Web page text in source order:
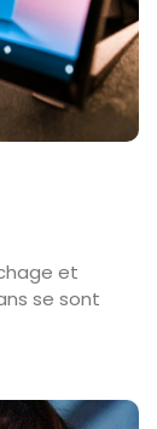
et
se sont